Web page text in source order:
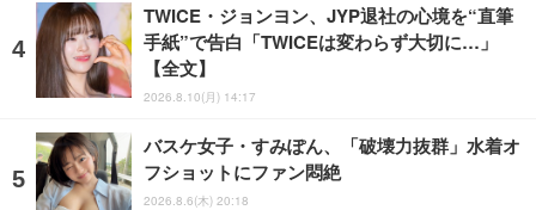
TWICE・ジョンヨン、JYP退社の心境を“直筆
手紙”で告白「TWICEは変わらず大切に…」
【全文】
2026.8.10(月) 14:17
バスケ女子・すみぽん、「破壊力抜群」水着オ
フショットにファン悶絶
2026.8.6(木) 20:18